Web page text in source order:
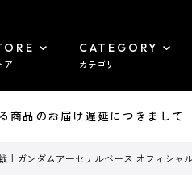
ア
CATEGORY
カテゴリ
品のお届け遅延につきまして
士ガンダムアーセナルベース オフィシャ